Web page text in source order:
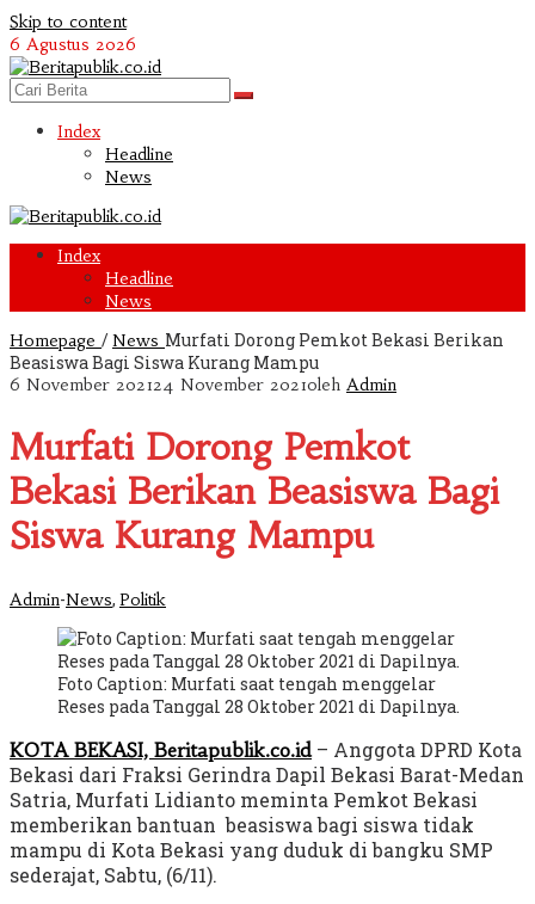
Skip to content
6 Agustus 2026
Index
Headline
News
Index
Headline
News
Homepage /News Murfati Dorong Pemkot Bekasi Berikan
Beasiswa Bagi Siswa Kurang Mampu
6 November 202124 November 2021oleh Admin
Murfati Dorong Pemkot
Bekasi Berikan Beasiswa Bagi
Siswa Kurang Mampu
Admin-News, Politik
Foto Caption: Murfati saat tengah menggelar
Reses pada Tanggal 28 Oktober 2021 di Dapilnya.
KOTA BEKASI, Beritapublik.co.id– Anggota DPRD Kota
Bekasi dari Fraksi Gerindra Dapil Bekasi Barat-Medan
Satria, Murfati Lidianto meminta Pemkot Bekasi
memberikan bantuan beasiswa bagi siswa tidak
mampu di Kota Bekasi yang duduk di bangku SMP
sederajat, Sabtu, (6/11).